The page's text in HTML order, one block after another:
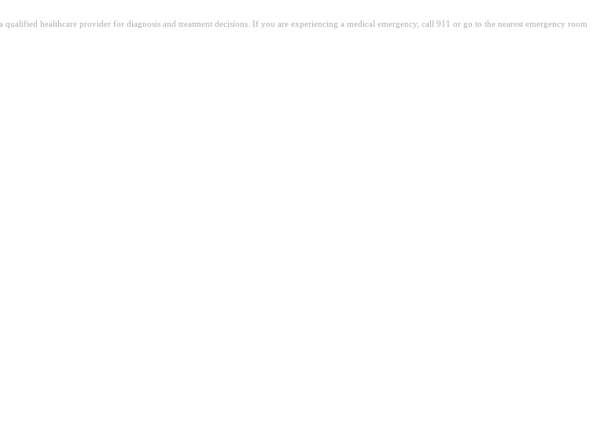
healthcare provider for diagnosis and treatment decisions. If you are experiencing a medical emergency, call 911 or go to the nearest emergency room